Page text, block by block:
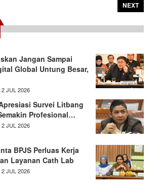
NEXT
Jangan Sampai
Global Untung Besar,
2 JUL 2026
Survei Litbang
Profesional…
2 JUL 2026
BPJS Perluas Kerja
Layanan Cath Lab
2 JUL 2026